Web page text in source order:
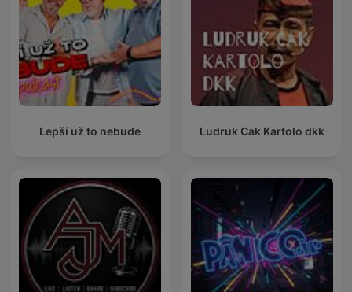
Lepší už to nebude Ludruk Cak Kartolo dkk